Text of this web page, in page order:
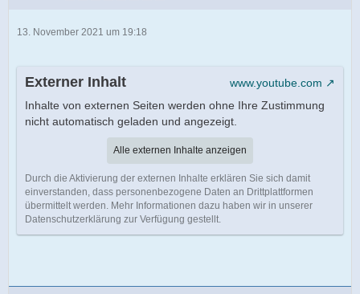
13. November 2021 um 19:18
Externer Inhalt
www.youtube.com
Inhalte von externen Seiten werden ohne Ihre Zustimmung
nicht automatisch geladen und angezeigt.
Alle externen Inhalte anzeigen
Durch die Aktivierung der externen Inhalte erklären Sie sich damit
einverstanden, dass personenbezogene Daten an Drittplattformen
übermittelt werden. Mehr Informationen dazu haben wir in unserer
Datenschutzerklärung zur Verfügung gestellt.